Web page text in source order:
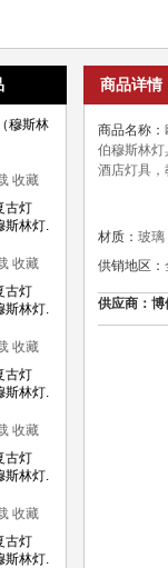
穆斯林
收藏
古灯
斯林灯.
收藏
古灯
斯林灯.
收藏
古灯
斯林灯.
收藏
古灯
斯林灯.
收藏
古灯
斯林灯.
商品详情
商品名称：
伯穆斯林
酒店灯具，
材质： 玻璃
供销地区：
供应商：